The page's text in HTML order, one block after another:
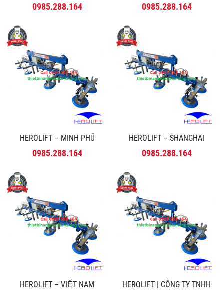
0985.288.164 0985.288.164
HEROLIFT – MINH PHÚ
0985.288.164
HEROLIFT – SHANGHAI
0985.288.164
HEROLIFT – VIỆT NAM
HEROLIFT | CÔNG TY TNHH